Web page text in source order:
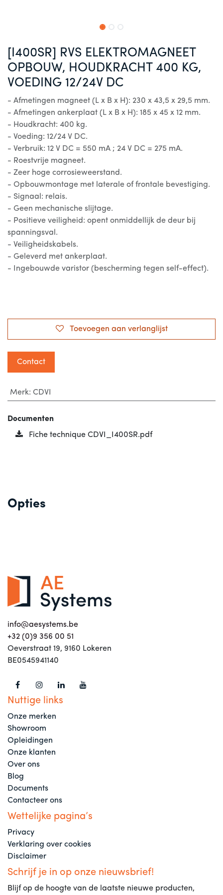
[I400SR] RVS ELEKTROMAGNEET
OPBOUW, HOUDKRACHT 400 KG,
VOEDING 12/24V DC
- Afmetingen magneet (L x B x H): 230 x 43,5 x 29,5 mm.
- Afmetingen ankerplaat (L x B x H): 185 x 45 x 12 mm.
- Houdkracht: 400 kg.
- Voeding: 12/24 V DC.
- Verbruik: 12 V DC = 550 mA ; 24 V DC = 275 mA.
- Roestvrije magneet.
- Zeer hoge corrosieweerstand.
- Opbouwmontage met laterale of frontale bevestiging.
- Signaal: relais.
- Geen mechanische slijtage.
- Positieve veiligheid: opent onmiddellijk de deur bij
spanningsval.
- Veiligheidskabels.
- Geleverd met ankerplaat.
- Ingebouwde varistor (bescherming tegen self-effect).
Toevoegen aan verlanglijst
Contact
Merk: CDVI
Documenten
Fiche technique CDVI_I400SR.pdf
Opties
info@aesystems.be
+32 (0)9 356 00 51
Oeverstraat 19, 9160 Lokeren
BE0545941140
Nuttige links
Onze merken
Showroom
Opleidingen
Onze klanten
Over ons
Blog
Documents
Contacteer ons
Wettelijke pagina’s
Privacy
Verklaring over cookies
Disclaimer
Schrijf je in op onze nieuwsbrief!
Blijf op de hoogte van de laatste nieuwe producten,